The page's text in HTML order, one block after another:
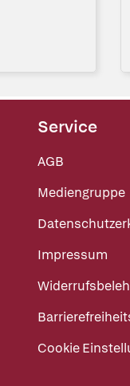
Service
AGB
Mediengruppe
Impressum
Cookie